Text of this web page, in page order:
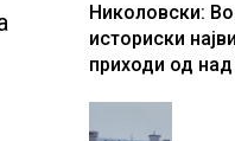
Николовски: Во
историски
приходи од